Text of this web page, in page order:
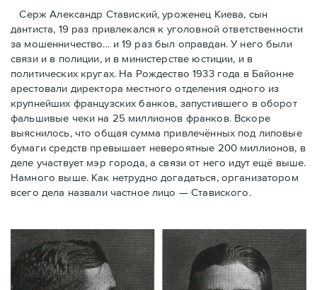
Серж Александр Ставиский, уроженец Киева, сын
дантиста, 19 раз привлекался к уголовной ответственности
за мошенничество… и 19 раз был оправдан. У него были
связи и в полиции, и в министерстве юстиции, и в
политических кругах. На Рождество 1933 года в Байoнне
арестовали директора местного отделения одного из
крупнейших французских банков, запустившего в оборот
фальшивые чеки на 25 миллионов франков. Вскоре
выяснилось, что общая сумма привлечённых под липовые
бумаги средств превышает невероятные 200 миллионов, в
деле участвует мэр города, a связи от него идут ещё выше.
Намного выше. Как нетрудно догадаться, организатором
всего дела назвали частное лицо — Ставиского.